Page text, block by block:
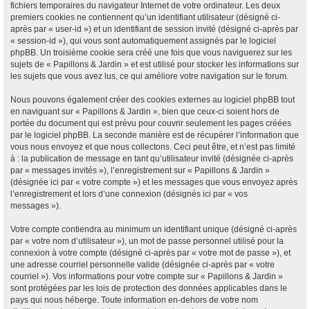
fichiers temporaires du navigateur Internet de votre ordinateur. Les deux
premiers cookies ne contiennent qu’un identifiant utilisateur (désigné ci-
après par « user-id ») et un identifiant de session invité (désigné ci-après par
« session-id »), qui vous sont automatiquement assignés par le logiciel
phpBB. Un troisième cookie sera créé une fois que vous naviguerez sur les
sujets de « Papillons & Jardin » et est utilisé pour stocker les informations sur
les sujets que vous avez lus, ce qui améliore votre navigation sur le forum.
Nous pouvons également créer des cookies externes au logiciel phpBB tout
en naviguant sur « Papillons & Jardin », bien que ceux-ci soient hors de
portée du document qui est prévu pour couvrir seulement les pages créées
par le logiciel phpBB. La seconde manière est de récupérer l’information que
vous nous envoyez et que nous collectons. Ceci peut être, et n’est pas limité
à : la publication de message en tant qu’utilisateur invité (désignée ci-après
par « messages invités »), l’enregistrement sur « Papillons & Jardin »
(désignée ici par « votre compte ») et les messages que vous envoyez après
l’enregistrement et lors d’une connexion (désignés ici par « vos
messages »).
Votre compte contiendra au minimum un identifiant unique (désigné ci-après
par « votre nom d’utilisateur »), un mot de passe personnel utilisé pour la
connexion à votre compte (désigné ci-après par « votre mot de passe »), et
une adresse courriel personnelle valide (désignée ci-après par « votre
courriel »). Vos informations pour votre compte sur « Papillons & Jardin »
sont protégées par les lois de protection des données applicables dans le
pays qui nous héberge. Toute information en-dehors de votre nom